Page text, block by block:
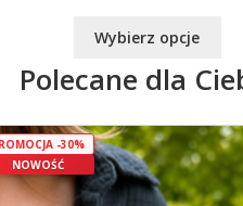
Wybierz opcje
ma
Polecane dla
NOWOŚĆ
-30%